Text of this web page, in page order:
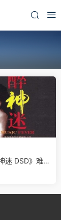
迷 DSD》难忘